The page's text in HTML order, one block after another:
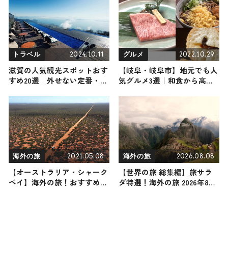
トラベル 2024.10.11
滋賀の人気観光スポットおす
すめ20選｜外せない定番・名
の観光地を紹介
グルメ 2022.10.29
【岐阜・岐阜市】地元でも人
気グルメ3選｜和食から高級
海外の旅 2021.05.08
【オーストラリア・シャーク
ベイ】海外の旅！おすすめ観
海外の旅 2026.08.08
【世界の旅 総集編】旅サラ
ダ特選！海外の旅 2026年8月